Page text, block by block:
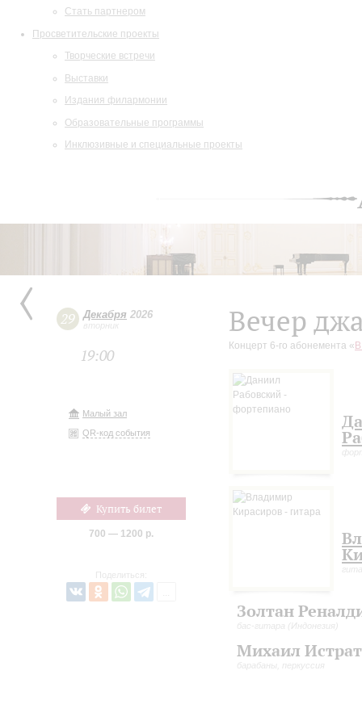
Стать партнером
Просветительские проекты
Творческие встречи
Выставки
Издания филармонии
Образовательные программы
Инклюзивные и специальные проекты
29 Декабря 2026
вторник
19:00
Малый зал
QR-код события
Купить билет
700 — 1200 р.
Поделиться:
Вечер
Концерт 6-го абонемента «
Золтан
бас-гитара (Индонезия)
Михаил
барабаны, перкуссия